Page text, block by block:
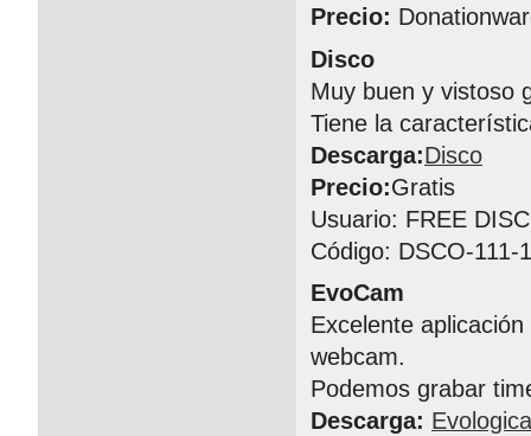
Precio:
Disco
Muy buen y vistoso
Tiene la
Descarga:Disco
Precio:Gratis
Usuario: FREE
Código: DSCO-111-
EvoCam
Excelente
webcam.
Podemos grabar
Descarga: